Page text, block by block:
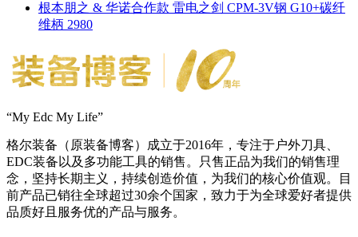
根本朋之 & 华诺合作款 雷电之剑 CPM-3V钢 G10+碳纤
维柄 2980
“My Edc My Life”
格尔装备（原装备博客）成立于2016年，专注于户外刀具、
EDC装备以及多功能工具的销售。只售正品为我们的销售理
念，坚持长期主义，持续创造价值，为我们的核心价值观。目
前产品已销往全球超过30余个国家，致力于为全球爱好者提供
品质好且服务优的产品与服务。